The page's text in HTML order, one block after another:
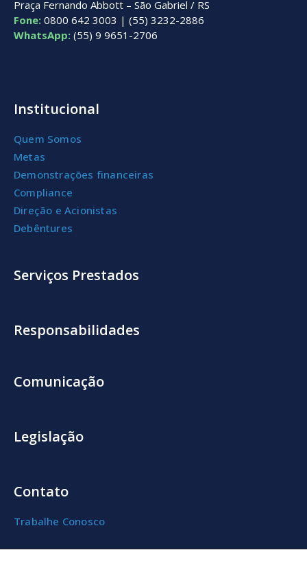
Praça Fernando Abbott – São Gabriel / RS
Fone: 0800 642 3003 | (55) 3232-2886
WhatsApp: (55) 9 9651-2706
Institucional
Quem Somos
Metas
Demonstrações financeiras
Compliance
Direção e Acionistas
Debêntures
Serviços Prestados
Responsabilidades
Comunicação
Legislação
Contato
Trabalhe Conosco